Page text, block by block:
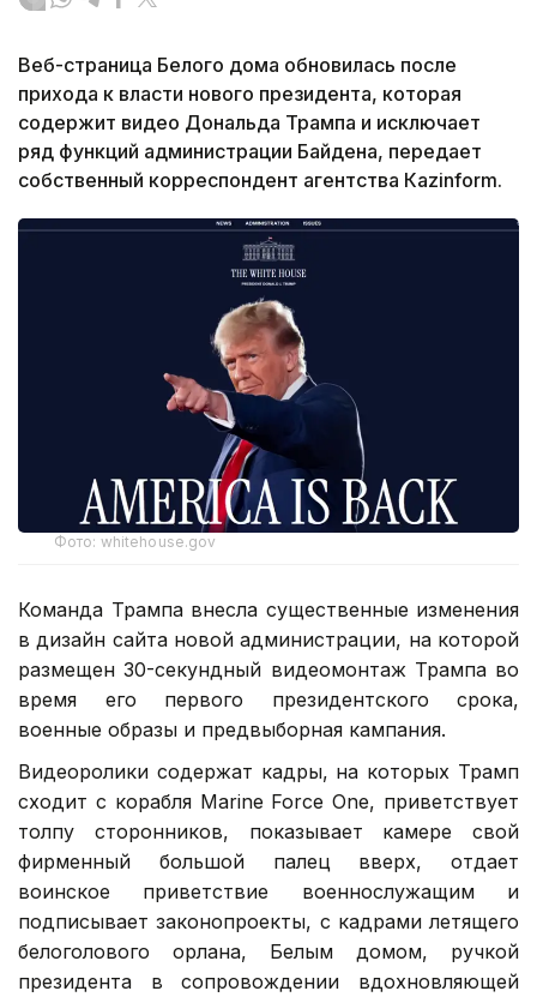
Веб-страница Белого дома обновилась после
прихода к власти нового президента, которая
содержит видео Дональда Трампа и исключает
ряд функций администрации Байдена, передает
собственный корреспондент агентства Кazinform.
Фото: whitehouse.gov
Команда Трампа внесла существенные изменения
в дизайн сайта новой администрации, на которой
размещен 30-секундный видеомонтаж Трампа во
время его первого президентского срока,
военные образы и предвыборная кампания.
Видеоролики содержат кадры, на которых Трамп
сходит с корабля Marine Force One, приветствует
толпу сторонников, показывает камере свой
фирменный большой палец вверх, отдает
воинское приветствие военнослужащим и
подписывает законопроекты, с кадрами летящего
белоголового орлана, Белым домом, ручкой
президента в сопровождении вдохновляющей